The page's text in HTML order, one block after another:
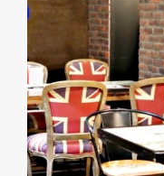
啡
『喝
起
來
Bottoms
Up』
迷
人